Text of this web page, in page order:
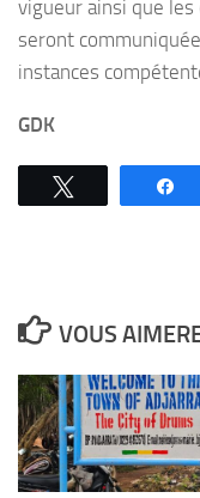
vigueur ainsi que
seront
instances
GDK
VOUS